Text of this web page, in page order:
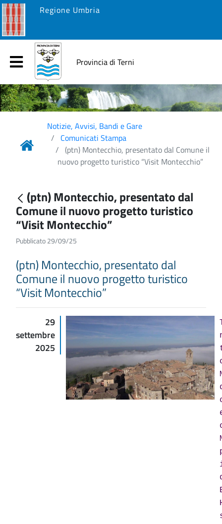
Regione Umbria
Provincia di Terni
Notizie, Avvisi, Bandi e Gare
Comunicati Stampa
(ptn) Montecchio, presentato dal Comune il
nuovo progetto turistico “Visit Montecchio”
(ptn) Montecchio, presentato dal
Comune il nuovo progetto turistico
“Visit Montecchio”
Pubblicato 29/09/25
(ptn) Montecchio, presentato dal
Comune il nuovo progetto turistico
“Visit Montecchio”
29
settembre
2025